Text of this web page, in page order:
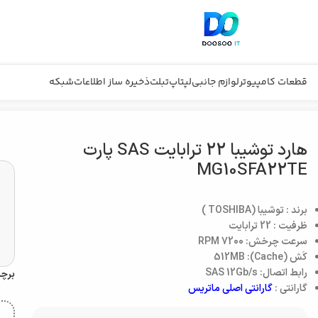
قطعات کامپیوترلوازم جانبیلپتاپتبلتذخیره ساز اطلاعاتشبکه
هارد توشیبا 22 ترابایت SAS پارت
MG10SFA22TE
برند : توشیبا (TOSHIBA )
ظرفیت : 22 ترابایت
سرعت چرخش: 7200 RPM
کَش (Cache): 512MB
رابط اتصال: SAS 12Gb/s
گارانتی :گارانتی اصلی ماتریس